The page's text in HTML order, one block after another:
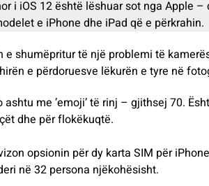
i iOS 12 është lëshuar sot nga Apple –
e iPhone dhe iPad që e përkrahin.
e shumëpritur të një problemi të
e përdoruesve lëkurën e tyre në
me ’emoji’ të rinj – gjithsej 70.
dhe për flokëkuqtë.
opsionin për dy karta SIM për
në 32 persona njëkohësisht.